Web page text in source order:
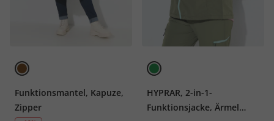
Funktionsmantel, Kapuze,
Zipper
HYPRAR, 2-in-1-
Funktionsjacke, Ärmel